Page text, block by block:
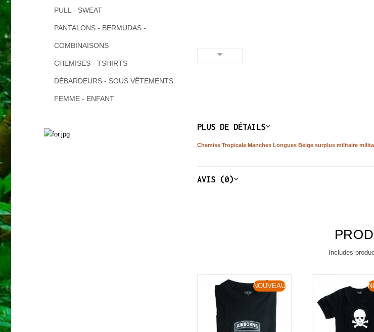
PULL - SWEAT
PANTALONS - BERMUDAS -
COMBINAISONS
CHEMISES - TSHIRTS
DÉBARDEURS - SOUS VÊTEMENTS
FEMME - ENFANT
PLUS DE DÉTAILS
Chemise Tropicale Manches Longues Beige surplus militaire
AVIS (0)
Includes
NOUVEAU